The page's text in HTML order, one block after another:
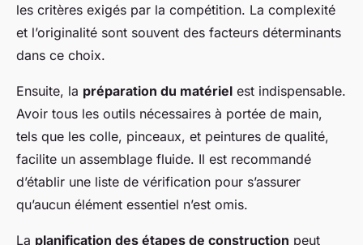
les critères exigés par la compétition. La complexité
et l’originalité sont souvent des facteurs déterminants
dans ce choix.
Ensuite, la préparation du matériel est indispensable.
Avoir tous les outils nécessaires à portée de main,
tels que les colle, pinceaux, et peintures de qualité,
facilite un assemblage fluide. Il est recommandé
d’établir une liste de vérification pour s’assurer
qu’aucun élément essentiel n’est omis.
La planification des étapes de construction peut